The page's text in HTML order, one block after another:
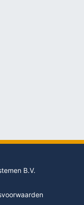
B.V.